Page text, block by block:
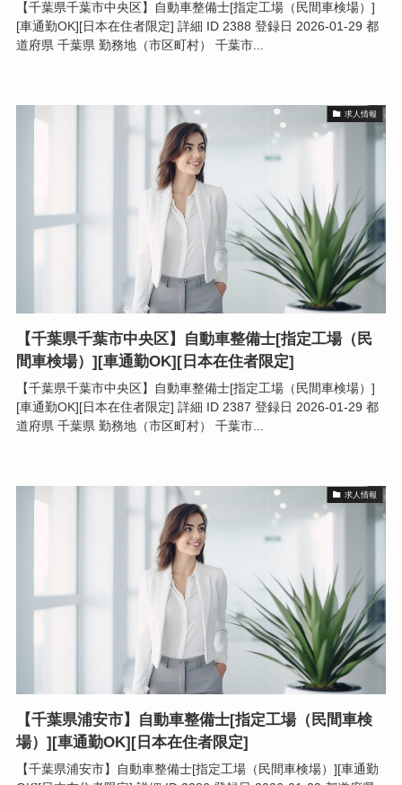
【千葉県千葉市中央区】自動車整備士[指定工場（民間車検場）]
[車通勤OK][日本在住者限定] 詳細 ID 2388 登録日 2026-01-29 都
道府県 千葉県 勤務地（市区町村） 千葉市...
求人情報
【千葉県千葉市中央区】自動車整備士[指定工場（民
間車検場）][車通勤OK][日本在住者限定]
【千葉県千葉市中央区】自動車整備士[指定工場（民間車検場）]
[車通勤OK][日本在住者限定] 詳細 ID 2387 登録日 2026-01-29 都
道府県 千葉県 勤務地（市区町村） 千葉市...
求人情報
【千葉県浦安市】自動車整備士[指定工場（民間車検
場）][車通勤OK][日本在住者限定]
【千葉県浦安市】自動車整備士[指定工場（民間車検場）][車通勤